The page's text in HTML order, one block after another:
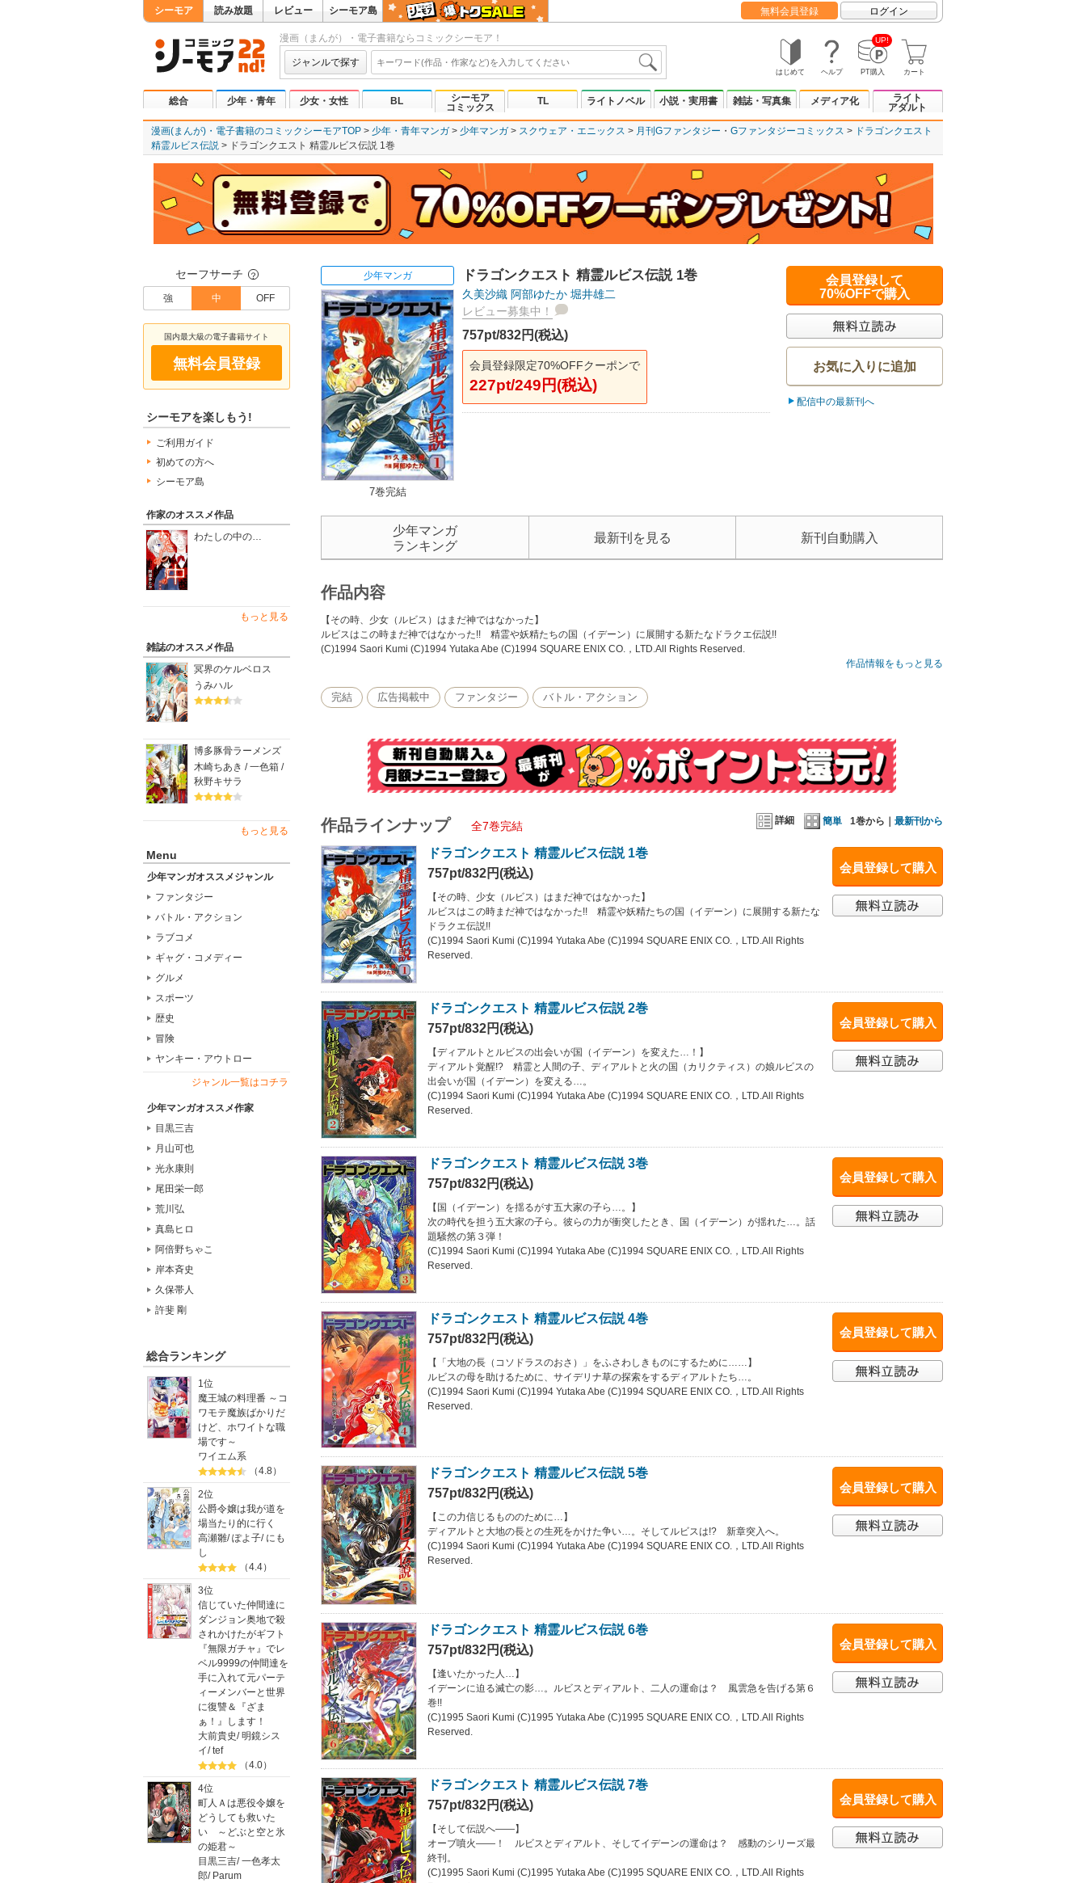
シーモア 読み放題 レビュー シーモア島 無料会員登録 ログイン
漫画（まんが）・電子書籍ならコミックシーモア！
ジャンルで探す
はじめて ヘルプ
UP!
PT購入 カート
総合 少年・青年 少女・女性 BL
シーモア
コミックス
TL ライトノベル 小説・実用書 雑誌・写真集 メディア化
ライト
アダルト
漫画(まんが)・電子書籍のコミックシーモアTOP 少年・青年マンガ 少年マンガ スクウェア・エニックス 月刊Gファンタジー Gファンタジーコミックス
ドラゴンクエスト
精霊ルビス伝説
ドラゴンクエスト 精霊ルビス伝説 1巻
セーフサーチ ？
強 中 OFF
国内最大級の電子書籍サイト
無料会員登録
シーモアを楽しもう!
ご利用ガイド
初めての方へ
シーモア島
作家のオススメ作品
わたしの中の…
もっと見る
雑誌のオススメ作品
冥界のケルベロス
うみハル
博多豚骨ラーメンズ
木崎ちあき / 一色箱 /
秋野キサラ
もっと見る
Menu
少年マンガオススメジャンル
ファンタジー
バトル・アクション
ラブコメ
ギャグ・コメディー
グルメ
スポーツ
歴史
冒険
ヤンキー・アウトロー
ジャンル一覧はコチラ
少年マンガオススメ作家
目黒三吉
月山可也
光永康則
尾田栄一郎
荒川弘
真島ヒロ
阿倍野ちゃこ
岸本斉史
久保帯人
許斐 剛
総合ランキング
1位
魔王城の料理番 ～コ
ワモテ魔族ばかりだ
けど、ホワイトな職
場です～
ワイエム系
（4.8）
2位
公爵令嬢は我が道を
場当たり的に行く
高瀬雛/ぽよ子/ にも
し
（4.4）
3位
信じていた仲間達に
ダンジョン奥地で殺
されかけたがギフト
『無限ガチャ』でレ
ベル9999の仲間達を
手に入れて元パーテ
ィーメンバーと世界
に復讐＆『ざま
ぁ！』します！
大前貴史/明鏡シス
イ/tef
（4.0）
4位
町人Ａは悪役令嬢を
どうしても救いた
い ～どぶと空と氷
の姫君～
目黒三吉/一色孝太
郎/ Parum
少年マンガ
7巻完結
ドラゴンクエスト 精霊ルビス伝説 1巻
久美沙織 阿部ゆたか 堀井雄二
レビュー募集中！
757pt/832円(税込)
会員登録限定70%OFFクーポンで
227pt/249円(税込)
会員登録して
70%OFFで購入
お気に入りに追加
配信中の最新刊へ
少年マンガ
ランキング
最新刊を見る 新刊自動購入
作品内容
【その時、少女（ルビス）はまだ神ではなかった】
ルビスはこの時まだ神ではなかった!! 精霊や妖精たちの国（イデーン）に展開する新たなドラクエ伝説!!
(C)1994 Saori Kumi (C)1994 Yutaka Abe (C)1994 SQUARE ENIX CO.，LTD.All Rights Reserved.
作品情報をもっと見る
完結 広告掲載中 ファンタジー バトル・アクション
詳細 簡単 1巻から｜ 最新刊から
作品ラインナップ 全7巻完結
会員登録して購入
ドラゴンクエスト 精霊ルビス伝説 1巻
757pt/832円(税込)
【その時、少女（ルビス）はまだ神ではなかった】
ルビスはこの時まだ神ではなかった!! 精霊や妖精たちの国（イデーン）に展開する新たな
ドラクエ伝説!!
(C)1994 Saori Kumi (C)1994 Yutaka Abe (C)1994 SQUARE ENIX CO.，LTD.All Rights
Reserved.
会員登録して購入
ドラゴンクエスト 精霊ルビス伝説 2巻
757pt/832円(税込)
【ディアルトとルビスの出会いが国（イデーン）を変えた…！】
ディアルト覚醒!? 精霊と人間の子、ディアルトと火の国（カリクティス）の娘ルビスの
出会いが国（イデーン）を変える…。
(C)1994 Saori Kumi (C)1994 Yutaka Abe (C)1994 SQUARE ENIX CO.，LTD.All Rights
Reserved.
会員登録して購入
ドラゴンクエスト 精霊ルビス伝説 3巻
757pt/832円(税込)
【国（イデーン）を揺るがす五大家の子ら…。】
次の時代を担う五大家の子ら。彼らの力が衝突したとき、国（イデーン）が揺れた…。話
題騒然の第３弾！
(C)1994 Saori Kumi (C)1994 Yutaka Abe (C)1994 SQUARE ENIX CO.，LTD.All Rights
Reserved.
会員登録して購入
ドラゴンクエスト 精霊ルビス伝説 4巻
757pt/832円(税込)
【「大地の長（コソドラスのおさ）」をふさわしきものにするために……】
ルビスの母を助けるために、サイデリナ草の探索をするディアルトたち…。
(C)1994 Saori Kumi (C)1994 Yutaka Abe (C)1994 SQUARE ENIX CO.，LTD.All Rights
Reserved.
会員登録して購入
ドラゴンクエスト 精霊ルビス伝説 5巻
757pt/832円(税込)
【この力信じるもののために…】
ディアルトと大地の長との生死をかけた争い…。そしてルビスは!? 新章突入へ。
(C)1994 Saori Kumi (C)1994 Yutaka Abe (C)1994 SQUARE ENIX CO.，LTD.All Rights
Reserved.
会員登録して購入
ドラゴンクエスト 精霊ルビス伝説 6巻
757pt/832円(税込)
【逢いたかった人…】
イデーンに迫る滅亡の影…。ルビスとディアルト、二人の運命は？ 風雲急を告げる第６
巻!!
(C)1995 Saori Kumi (C)1995 Yutaka Abe (C)1995 SQUARE ENIX CO.，LTD.All Rights
Reserved.
会員登録して購入
ドラゴンクエスト 精霊ルビス伝説 7巻
757pt/832円(税込)
【そして伝説へ――】
オーブ噴火――！ ルビスとディアルト、そしてイデーンの運命は？ 感動のシリーズ最
終刊。
(C)1995 Saori Kumi (C)1995 Yutaka Abe (C)1995 SQUARE ENIX CO.，LTD.All Rights